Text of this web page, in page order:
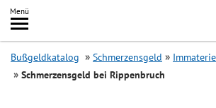
Inhalt
springen
Menü
Bußgeldkatalog Schmerzensgeld
Schmerzensgeld bei Rippenbruch